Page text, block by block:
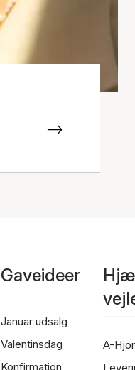
Gaveideer
Januar udsalg
Valentinsdag
Konfirmation
A-